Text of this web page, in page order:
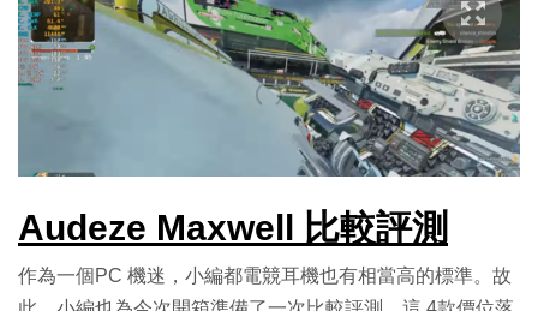
Audeze Maxwell 比較評測
作為一個PC 機迷，小編都電競耳機也有相當高的標準。故